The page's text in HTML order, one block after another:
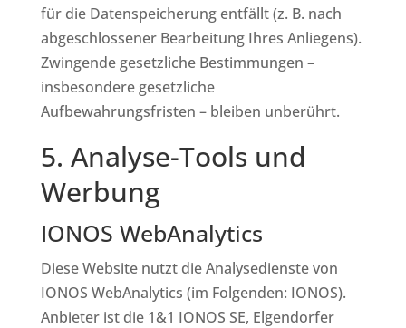
für die Datenspeicherung entfällt (z. B. nach
abgeschlossener Bearbeitung Ihres Anliegens).
Zwingende gesetzliche Bestimmungen –
insbesondere gesetzliche
Aufbewahrungsfristen – bleiben unberührt.
5. Analyse-Tools und
Werbung
IONOS WebAnalytics
Diese Website nutzt die Analysedienste von
IONOS WebAnalytics (im Folgenden: IONOS).
Anbieter ist die 1&1 IONOS SE, Elgendorfer